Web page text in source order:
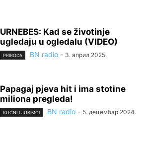
URNEBES: Kad se životinje
ugledaju u ogledalu (VIDEO)
PRIRODA BN radio - 3. април 2025.
Papagaj pjeva hit i ima stotine
miliona pregleda!
KUĆNI LJUBIMCI BN radio - 5. децембар 2024.